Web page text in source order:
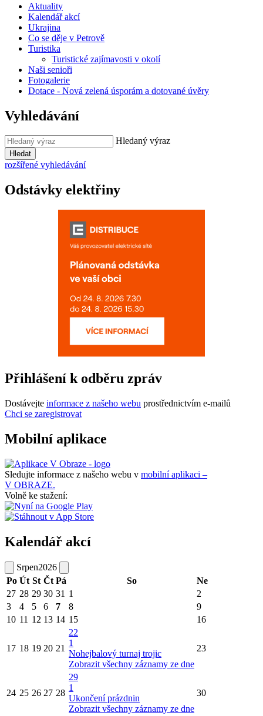
Aktuality
Kalendář akcí
Ukrajina
Co se děje v Petrově
Turistika
Turistické zajímavosti v okolí
Naši senioři
Fotogalerie
Dotace - Nová zelená úsporám a dotované úvěry
Vyhledávání
Hledaný výraz
Hledat
rozšířené vyhledávání
Odstávky elektřiny
Přihlášení k odběru zpráv
Dostávejte informace z našeho webu prostřednictvím e-mailů
Chci se zaregistrovat
Mobilní aplikace
Sledujte informace z našeho webu v mobilní aplikaci –
V OBRAZE.
Volně ke stažení:
Kalendář akcí
Srpen2026
Po Út St Čt Pá So
Ne
27 28 29 30 31 1
2
3
4 5 6 7 8
9
10 11 12 13 14 15 16
17 18 19 20 21
22
1
Nohejbalový turnaj trojic
Zobrazit všechny záznamy ze dne
23
24 25 26 27 28
29
1
Ukončení prázdnin
Zobrazit všechny záznamy ze dne
30